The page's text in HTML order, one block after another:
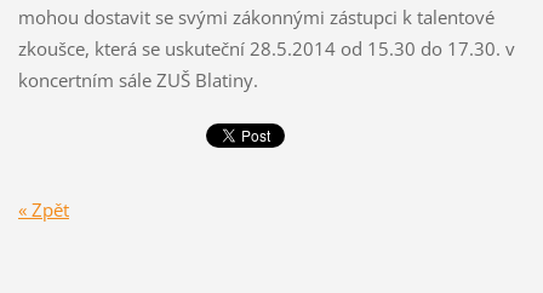
mohou dostavit se svými zákonnými zástupci k talentové
zkoušce, která se uskuteční 28.5.2014 od 15.30 do 17.30. v
koncertním sále ZUŠ Blatiny.
« Zpět